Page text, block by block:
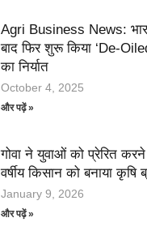
Agri Business News:
बाद फिर शुरू किया ‘De-
का निर्यात
October 4, 2025
और पढ़ें »
गोवा ने युवाओं को प्रेरित
वर्षीय किसान को बनाया कृषि
January 9, 2026
और पढ़ें »